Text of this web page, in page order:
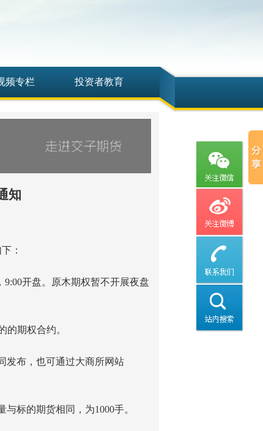
频专栏 投资者教育
知
：
开盘。原木期权暂不开展夜盘
的期权合约。
发布，也可通过大商所网站
标的期货相同，为1000手。